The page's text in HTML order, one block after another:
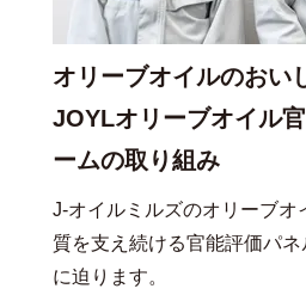
オリーブオイルのおい
JOYLオリーブオイル
ームの取り組み
J-オイルミルズのオリーブオ
質を支え続ける官能評価パ
に迫ります。